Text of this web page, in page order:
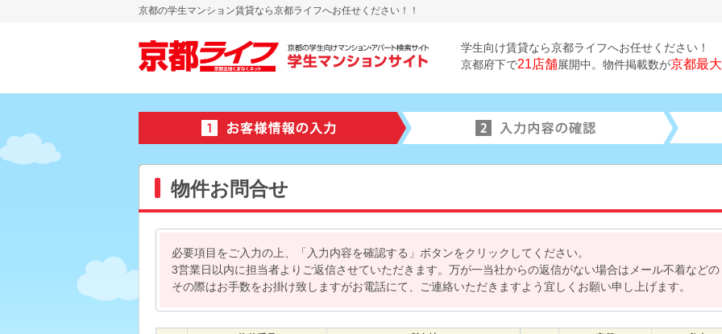
京都の学生マンション賃貸なら京都ライフへお任せください！！
学生向け賃貸なら京都ライフへお任せください！
京都府下で21店舗展開中。物件掲載数が京都最
物件お問合せ
必要項目をご入力の上、「入力内容を確認する」ボタンをクリックしてください。
3営業日以内に担当者よりご返信させていただきます。万が一当社からの返信がない場合はメール不着などの
その際はお手数をお掛け致しますがお電話にて、ご連絡いただきますよう宜しくお願い申し上げます。